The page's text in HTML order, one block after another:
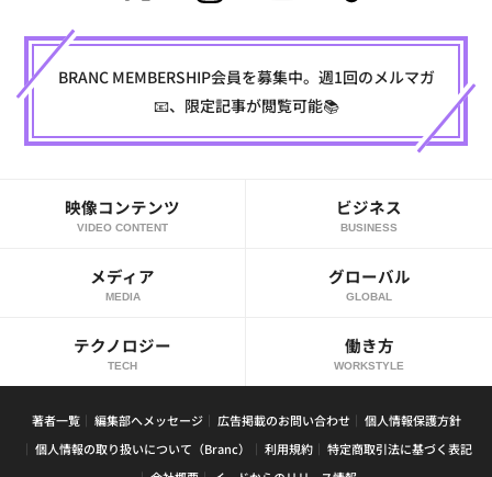
BRANC MEMBERSHIP会員を募集中。週1回のメルマガ
📧、限定記事が閲覧可能📚
映像コンテンツ
VIDEO CONTENT
ビジネス
BUSINESS
メディア
MEDIA
グローバル
GLOBAL
テクノロジー
TECH
働き方
WORKSTYLE
著者一覧 編集部へメッセージ 広告掲載のお問い合わせ
個人情報保護方針
個人情報の取り扱いについて（Branc）
利用規約
特定商取引法に基づく表記